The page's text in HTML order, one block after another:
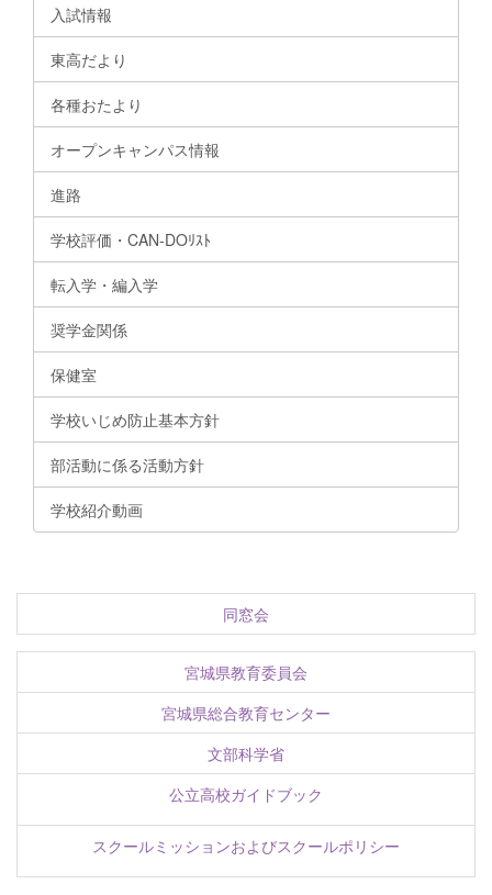
入試情報
東高だより
各種おたより
オープンキャンパス情報
進路
学校評価・CAN-DOﾘｽﾄ
転入学・編入学
奨学金関係
保健室
学校いじめ防止基本方針
部活動に係る活動方針
学校紹介動画
同窓会
宮城県教育委員会
宮城県総合教育センター
文部科学省
公立高校ガイドブック
スクールミッションおよびスクールポリシー